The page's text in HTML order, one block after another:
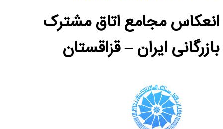
انعکاس مجامع اتاق مشترک
بازرگانی ایران – قزاقستان